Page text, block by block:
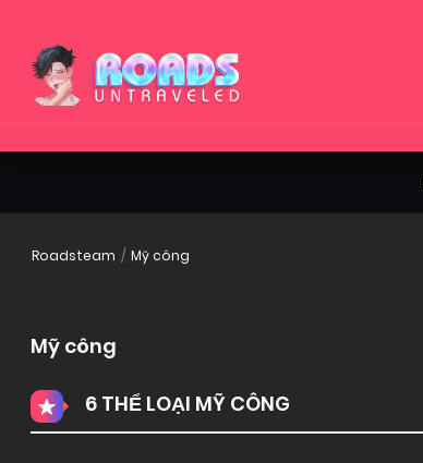
Roadsteam Mỹ công
Mỹ công
6 THỂ LOẠI MỸ CÔNG